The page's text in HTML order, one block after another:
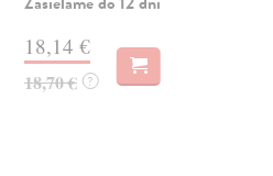
18,14 €
18,70 € ?